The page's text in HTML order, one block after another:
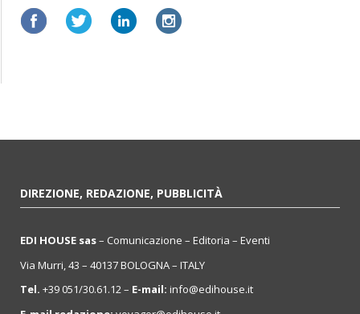
DIREZIONE, REDAZIONE, PUBBLICITÀ
EDI HOUSE sas– Comunicazione – Editoria – Eventi
Via Murri, 43 – 40137 BOLOGNA – ITALY
Tel. +39 051/30.61.12 – E-mail: info@edihouse.it